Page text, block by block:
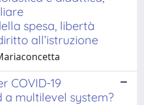
spesa, libertà
all’istruzione
COVID-19
multilevel system?